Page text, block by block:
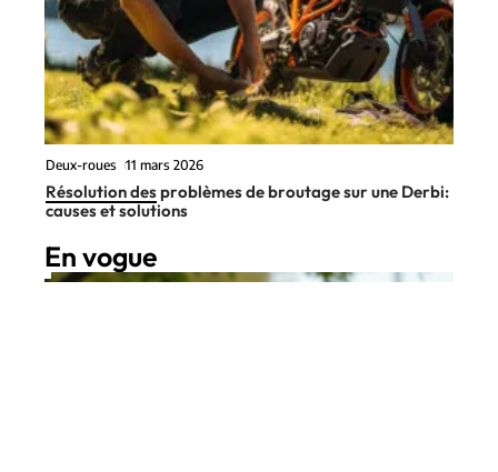
Deux-roues 11 mars 2026
Résolution des problèmes de broutage sur une Derbi:
causes et solutions
En vogue